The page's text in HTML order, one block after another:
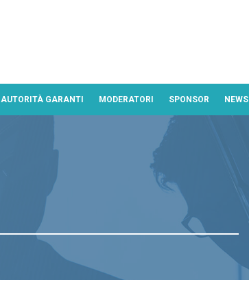
AUTORITÀ GARANTI MODERATORI SPONSOR NEWS